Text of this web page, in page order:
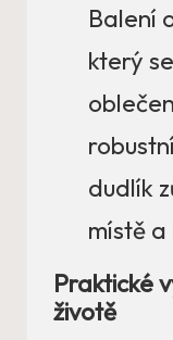
Balení
který
dudlík
místě a
Praktické
životě